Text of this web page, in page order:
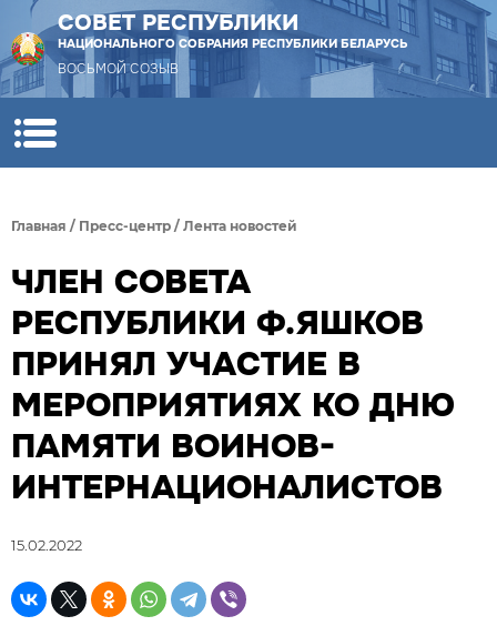
СОВЕТ РЕСПУБЛИКИ
НАЦИОНАЛЬНОГО СОБРАНИЯ РЕСПУБЛИКИ БЕЛАРУСЬ
ВОСЬМОЙ СОЗЫВ
Главная / Пресс-центр / Лента новостей
ЧЛЕН СОВЕТА
РЕСПУБЛИКИ Ф.ЯШКОВ
ПРИНЯЛ УЧАСТИЕ В
МЕРОПРИЯТИЯХ КО ДНЮ
ПАМЯТИ ВОИНОВ-
ИНТЕРНАЦИОНАЛИСТОВ
15.02.2022